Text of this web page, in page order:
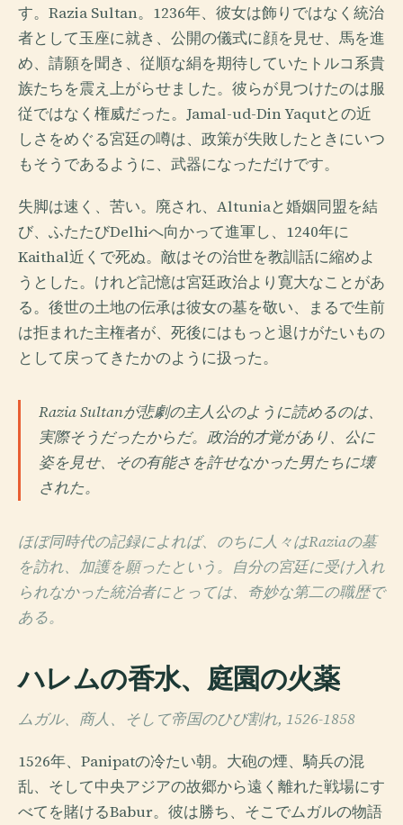
す。Razia Sultan。1236年、彼女は飾りではなく統治
者として玉座に就き、公開の儀式に顔を見せ、馬を進
め、請願を聞き、従順な絹を期待していたトルコ系貴
族たちを震え上がらせました。彼らが見つけたのは服
従ではなく権威だった。Jamal-ud-Din Yaqutとの近
しさをめぐる宮廷の噂は、政策が失敗したときにいつ
もそうであるように、武器になっただけです。
失脚は速く、苦い。廃され、Altuniaと婚姻同盟を結
び、ふたたびDelhiへ向かって進軍し、1240年に
Kaithal近くで死ぬ。敵はその治世を教訓話に縮めよ
うとした。けれど記憶は宮廷政治より寛大なことがあ
る。後世の土地の伝承は彼女の墓を敬い、まるで生前
は拒まれた主権者が、死後にはもっと退けがたいもの
として戻ってきたかのように扱った。
Razia Sultanが悲劇の主人公のように読めるのは、
実際そうだったからだ。政治的才覚があり、公に
姿を見せ、その有能さを許せなかった男たちに壊
された。
ほぼ同時代の記録によれば、のちに人々はRaziaの墓
を訪れ、加護を願ったという。自分の宮廷に受け入れ
られなかった統治者にとっては、奇妙な第二の職歴で
ある。
ハレムの香水、庭園の火薬
ムガル、商人、そして帝国のひび割れ, 1526-1858
1526年、Panipatの冷たい朝。大砲の煙、騎兵の混
乱、そして中央アジアの故郷から遠く離れた戦場にす
べてを賭けるBabur。彼は勝ち、そこでムガルの物語